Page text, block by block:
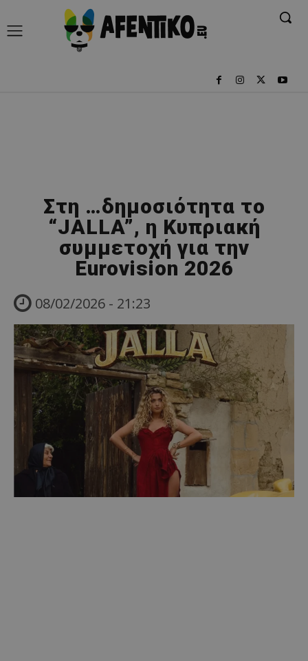
Στη …δημοσιότητα το
“JALLA”, η Κυπριακή
συμμετοχή για την
Eurovision 2026
08/02/2026 - 21:23